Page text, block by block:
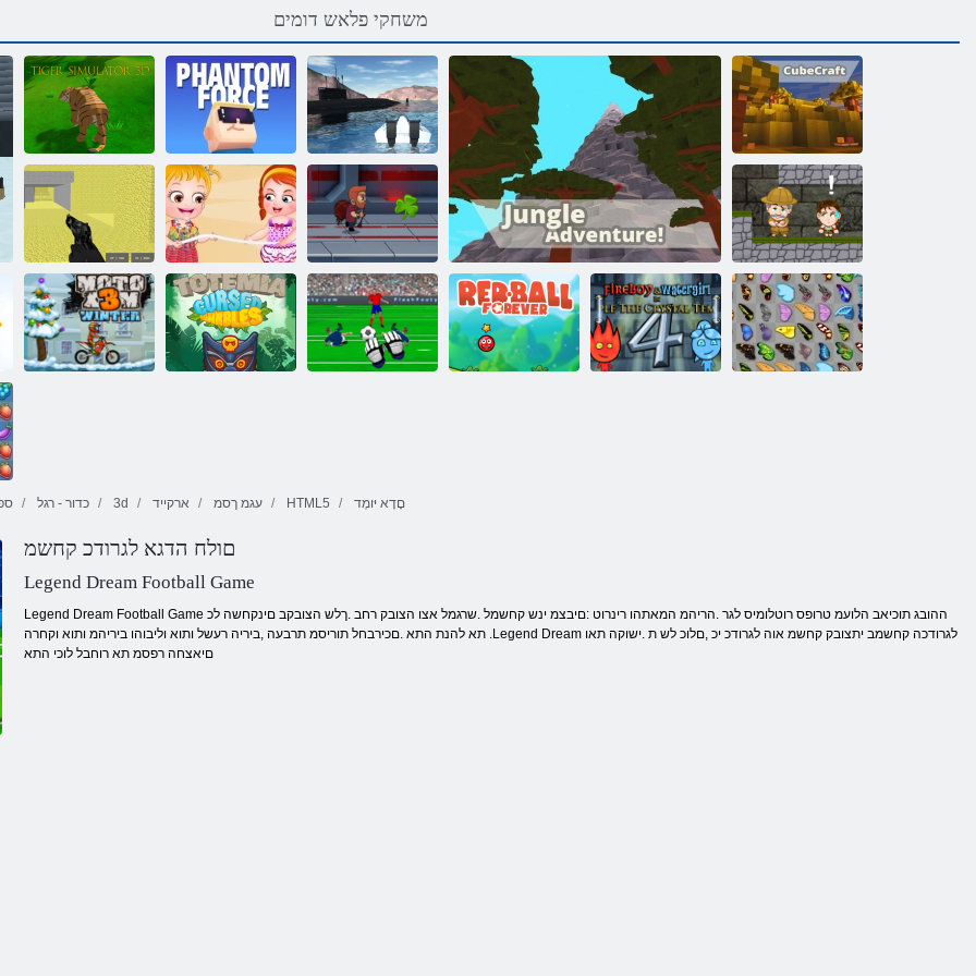
משחקי פלאש דומים
3D רוטלומיס
רגייט
םוטנפ המגוק חוכ הריס רוטלומיס
טפארקבוק
:המאגוק
יבורמ המיחל
לסקיפ
בייבי מסיבת חוף
לוז
Jetpack רטסאמ
הקניאה
תואקתפרה
כדור - רגל 3d ארקייד עגמ ךסמ HTML5 םָדָא יּומְד
םולח הדגא לגרודכ קחשמ
Legend Dream Football Game
Legend Dream Football Game ההובג תוכיאב הלועמ טרופס רוטלומיס לגר .הריהמ המאתהו רינרוט :םיבצמ ינש קחשמל .שרגמל אצו הצובק רחב .ךלש הצובקב םינקחשה לכ
תא להנת התא .םכירבחל תוריסמ תרבעה ,ביריה רעשל ותוא וליבוהו ביריהמ ותוא וקחרה .Legend Dream לגרודכה קחשמב יתצובק קחשמ אוה לגרודכ יכ ,םלוכ לש ת .ישוקה תאו
םיאצחה רפסמ תא רוחבל לוכי התא